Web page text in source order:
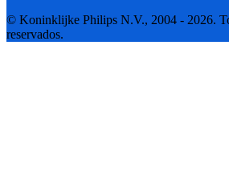
© Koninklijke Philips N.V., 2004 - 2026.
reservados.